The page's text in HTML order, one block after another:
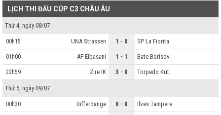
LỊCH THI ĐẤU CÚP C3 CHÂU ÂU
Thứ 4, ngày 08/07
00h15 UNA Strassen 1 - 0 SP La Fiorita
01h00 AF Elbasani 1 - 1 Bate Borisov
22h59 Zire IK 3 - 0 Torpedo Kut.
Thứ 5, ngày 09/07
00h30 Differdange 0 - 0 Ilves Tampere